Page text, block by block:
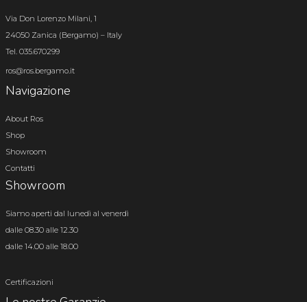
Via Don Lorenzo Milani, 1
24050 Zanica (Bergamo) – Italy
Tel. 035.670299
ros@ros.bergamo.it
Navigazione
About Ros
Shop
Showroom
Contatti
Showroom
Siamo aperti dal lunedì al venerdì
dalle 08.30 alle 12.30
dalle 14.00 alle 18.00
Certificazioni